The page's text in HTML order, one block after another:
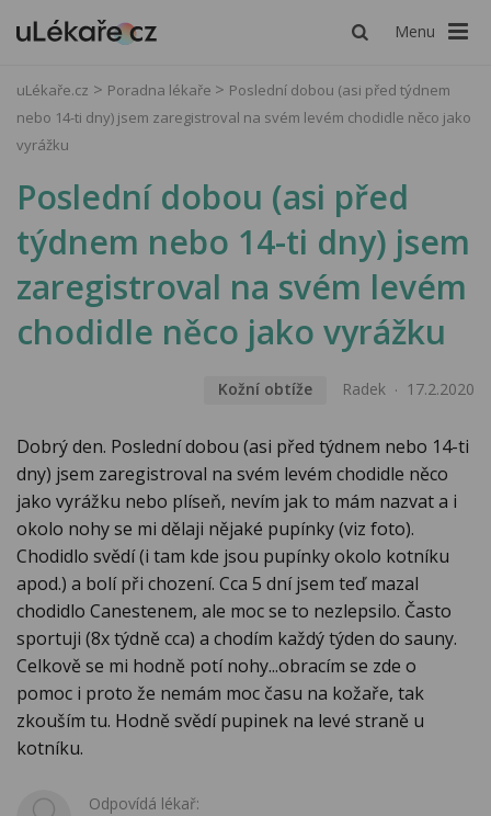
Menu
uLékaře.cz Poradna lékaře
Poslední dobou (asi před týdnem
nebo 14-ti dny) jsem zaregistroval na svém levém chodidle něco jako
vyrážku
Poslední dobou (asi před
týdnem nebo 14-ti dny) jsem
zaregistroval na svém levém
chodidle něco jako vyrážku
Kožní obtíže Radek 17.2.2020
Dobrý den. Poslední dobou (asi před týdnem nebo 14-ti
dny) jsem zaregistroval na svém levém chodidle něco
jako vyrážku nebo plíseň, nevím jak to mám nazvat a i
okolo nohy se mi dělaji nějaké pupínky (viz foto).
Chodidlo svědí (i tam kde jsou pupínky okolo kotníku
apod.) a bolí při chození. Cca 5 dní jsem teď mazal
chodidlo Canestenem, ale moc se to nezlepsilo. Často
sportuji (8x týdně cca) a chodím každý týden do sauny.
Celkově se mi hodně potí nohy...obracím se zde o
pomoc i proto že nemám moc času na kožaře, tak
zkouším tu. Hodně svědí pupinek na levé straně u
kotníku.
Odpovídá lékař: